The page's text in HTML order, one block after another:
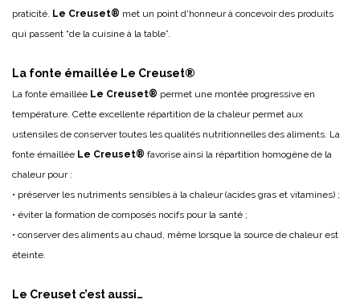
praticité. Le Creuset® met un point d'honneur à concevoir des produits
qui passent “de la cuisine à la table”.
La fonte émaillée Le Creuset®
La fonte émaillée Le Creuset® permet une montée progressive en
température. Cette excellente répartition de la chaleur permet aux
ustensiles de conserver toutes les qualités nutritionnelles des aliments. La
fonte émaillée Le Creuset® favorise ainsi la répartition homogène de la
chaleur pour :
• préserver les nutriments sensibles à la chaleur (acides gras et vitamines) ;
• éviter la formation de composés nocifs pour la santé ;
• conserver des aliments au chaud, même lorsque la source de chaleur est
éteinte.
Le Creuset c’est aussi…